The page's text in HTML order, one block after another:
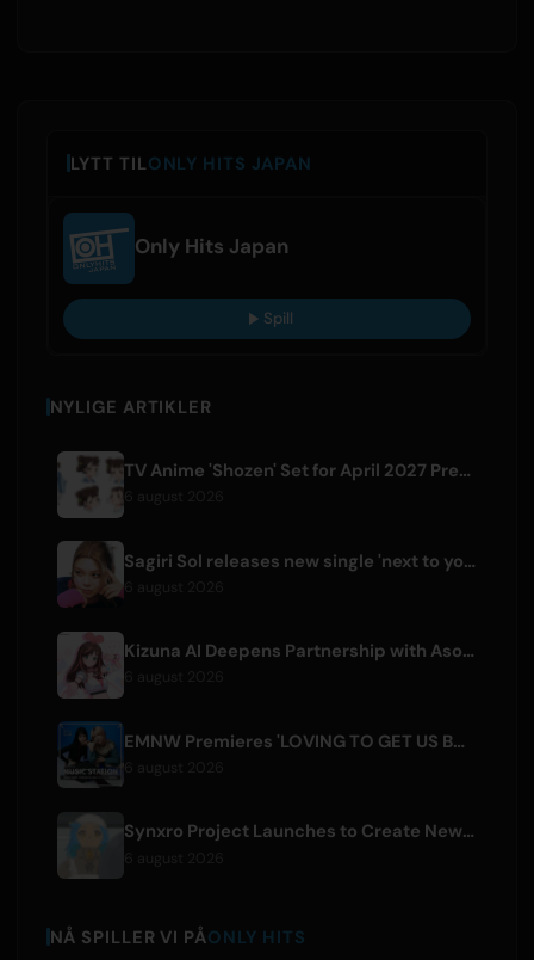
LYTT TILONLY HITS JAPAN
Only Hits Japan
Spill
NYLIGE ARTIKLER
TV Anime 'Shozen' Set for April 2027 Premiere on Fuji TV
Sagiri Sol releases new single 'next to your love' after hiatus
Kizuna AI Deepens Partnership with Asobisystem Ahead of 10th Anniversary World Tour
EMNW Premieres 'LOVING TO GET US BY' Music Video on August 7
Synxro Project Launches to Create New IP from Fictional Anime Openings
NÅ SPILLER VI PÅONLY HITS